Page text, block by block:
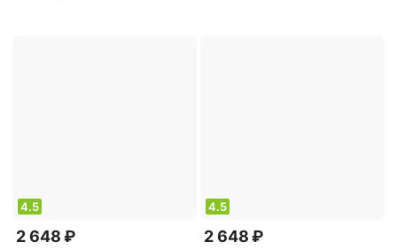
4.5
2 648 ₽
4.5
2 648 ₽